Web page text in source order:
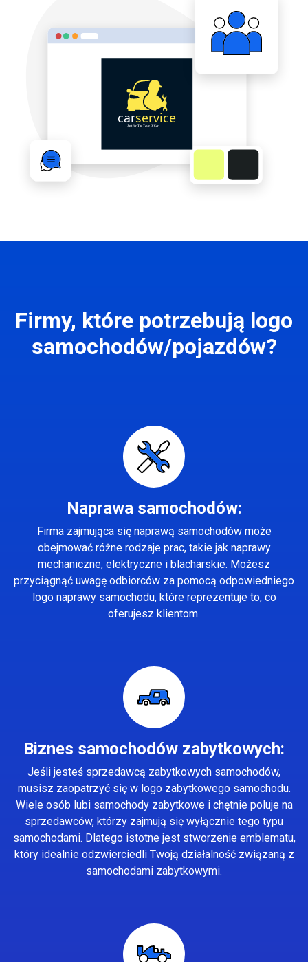
Firmy, które potrzebują logo
samochodów/pojazdów?
Naprawa samochodów:
Firma zajmująca się naprawą samochodów może
obejmować różne rodzaje prac, takie jak naprawy
mechaniczne, elektryczne i blacharskie. Możesz
przyciągnąć uwagę odbiorców za pomocą odpowiedniego
logo naprawy samochodu, które reprezentuje to, co
oferujesz klientom.
Biznes samochodów zabytkowych:
Jeśli jesteś sprzedawcą zabytkowych samochodów,
musisz zaopatrzyć się w logo zabytkowego samochodu.
Wiele osób lubi samochody zabytkowe i chętnie poluje na
sprzedawców, którzy zajmują się wyłącznie tego typu
samochodami. Dlatego istotne jest stworzenie emblematu,
który idealnie odzwierciedli Twoją działalność związaną z
samochodami zabytkowymi.